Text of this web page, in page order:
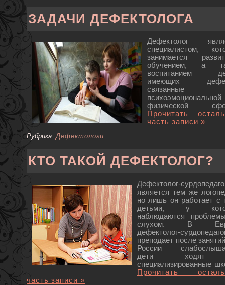
ЗАДАЧИ ДЕФЕКТОЛОГА
Дефектолог
специалистом,
занимается
обучением, а
воспитанием
имеющих
физической
Прочитать
часть записи »
Рубрика:Дефектологи
КТО ТАКОЙ ДЕФЕКТОЛОГ?
Дефектолог-
является тем же
но лишь он работает с
детьми, у
наблюдаются
слухом. В
дефектолог-
преподает после
России
дети
специализированные
Прочитать
часть записи »